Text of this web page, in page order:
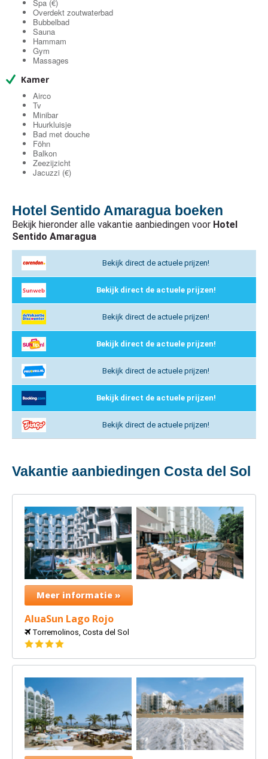
Spa (€)
Overdekt zoutwaterbad
Bubbelbad
Sauna
Hammam
Gym
Massages
Kamer
Airco
Tv
Minibar
Huurkluisje
Bad met douche
Föhn
Balkon
Zeezijzicht
Jacuzzi (€)
Hotel Sentido Amaragua boeken
Bekijk hieronder alle vakantie aanbiedingen voor Hotel
Sentido Amaragua
Bekijk direct de actuele prijzen!
Bekijk direct de actuele prijzen!
Bekijk direct de actuele prijzen!
Bekijk direct de actuele prijzen!
Bekijk direct de actuele prijzen!
Bekijk direct de actuele prijzen!
Bekijk direct de actuele prijzen!
Vakantie aanbiedingen Costa del Sol
Meer informatie »
AluaSun Lago Rojo
Torremolinos, Costa del Sol
4